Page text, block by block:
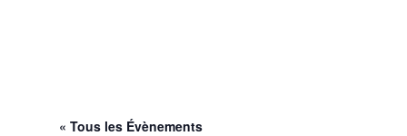
« Tous les Évènements